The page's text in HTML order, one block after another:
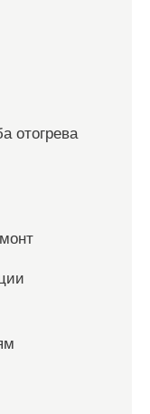
отогрева